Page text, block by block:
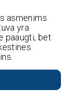
asmenims
yra
paaugti, bet